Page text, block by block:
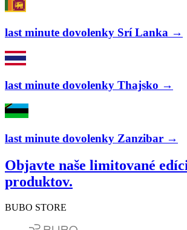
last minute dovolenky Srí Lanka →
last minute dovolenky Thajsko →
last minute dovolenky Zanzibar →
Objavte naše limitované
produktov.
BUBO STORE